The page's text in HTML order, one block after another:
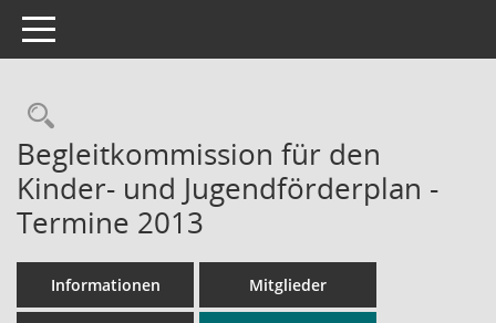
Toggle navigation
Rechercheauswahl
Begleitkommission für den
Kinder- und Jugendförderplan -
Termine 2013
Informationen Mitglieder